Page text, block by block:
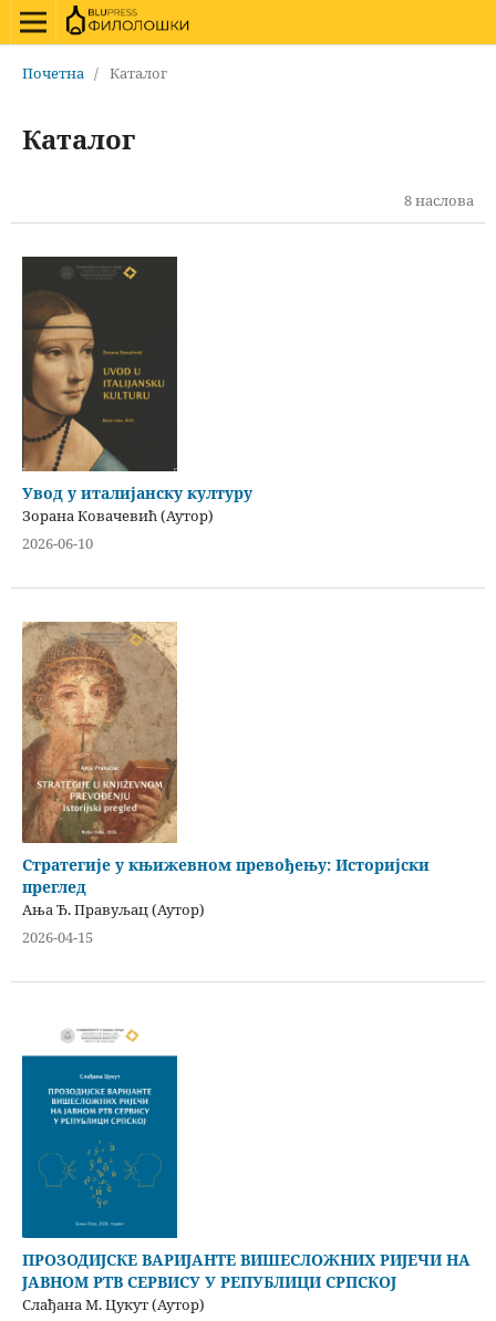
Почетна / Каталог
Каталог
8 наслова
Увод у италијанску културу
Зорана Ковачевић (Аутор)
2026-06-10
Стратегије у књижевном превођењу: Историјски
преглед
Ања Ђ. Правуљац (Аутор)
2026-04-15
ПРОЗОДИЈСКЕ ВАРИЈАНТЕ ВИШЕСЛОЖНИХ РИЈЕЧИ НА
ЈАВНОМ РТВ СЕРВИСУ У РЕПУБЛИЦИ СРПСКОЈ
Слађана М. Цукут (Аутор)